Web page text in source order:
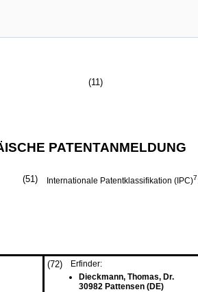
(11)
PATENTANMELDUNG
(51) Internationale Patentklassifikation (IPC)7
(72)
Erfinder:
Dieckmann, Thomas, Dr.
30982 Pattensen (DE)